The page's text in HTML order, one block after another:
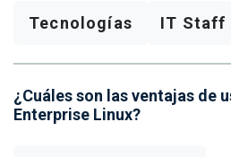
Tecnologías IT Staff
¿Cuáles son las ventajas de
Enterprise Linux?